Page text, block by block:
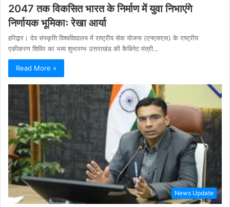
2047 तक विकसित भारत के निर्माण में युवा निभाएंगे
निर्णायक भूमिकाः रेखा आर्या
हरिद्वार। देव संस्कृति विश्वविद्यालय में राष्ट्रीय सेवा योजना (एनएसएस) के राष्ट्रीय
एकीकरण शिविर का भव्य शुभारम्भ उत्तराखंड की कैबिनेट मंत्री…
Read More »
News Update